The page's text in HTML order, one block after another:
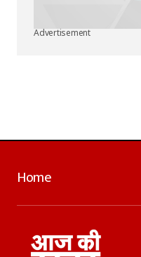
Advertisement
Home